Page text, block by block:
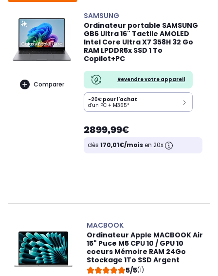
Comparer
SAMSUNG
Ordinateur portable SAMSUNG
GB6 Ultra 16" Tactile AMOLED
Intel Core Ultra X7 358H 32 Go
RAM LPDDR5x SSD 1 To
Copilot+PC
Revendre votre appareil
-20€ pour l'achat
d'un PC + M365*
2899,99€
dès 170,01€/moisen 20x
MACBOOK
Ordinateur Apple MACBOOK Air
15" Puce M5 CPU 10 / GPU 10
coeurs Mémoire RAM 24Go
Stockage 1To SSD Argent
5/5(1)